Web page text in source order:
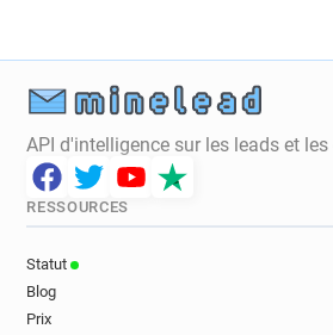
API d'intelligence sur les leads et les
RESSOURCES
Statut
Blog
Prix